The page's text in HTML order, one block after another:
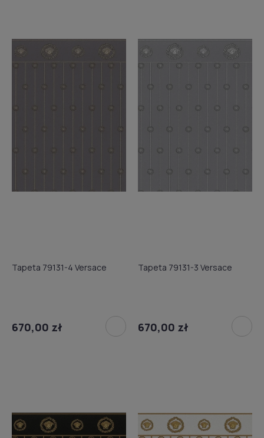
Tapeta 79131-4 Versace
670,00 zł
Tapeta 79131-3 Versace
670,00 zł